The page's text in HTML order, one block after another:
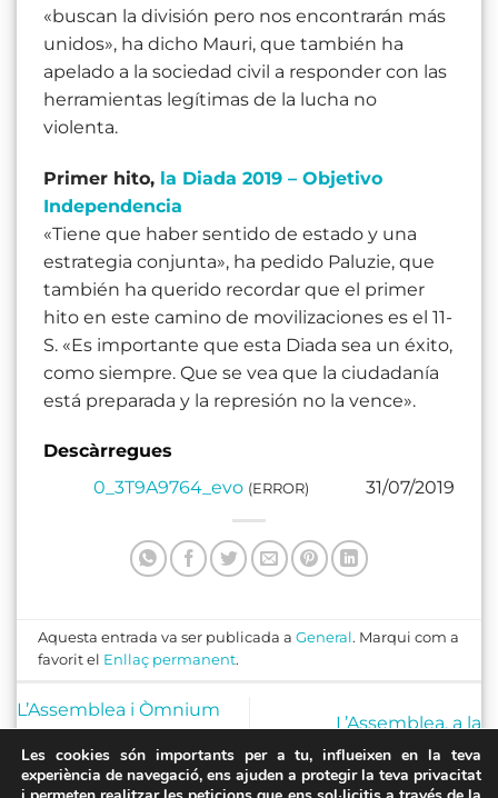
«buscan la división pero nos encontrarán más
unidos», ha dicho Mauri, que también ha
apelado a la sociedad civil a responder con las
herramientas legítimas de la lucha no
violenta.
Primer hito, la Diada 2019 – Objetivo
Independencia
«Tiene que haber sentido de estado y una
estrategia conjunta», ha pedido Paluzie, que
también ha querido recordar que el primer
hito en este camino de movilizaciones es el 11-
S. «Es importante que esta Diada sea un éxito,
como siempre. Que se vea que la ciudadanía
está preparada y la represión no la vence».
Descàrregues
0_3T9A9764_evo (ERROR) 31/07/2019
Aquesta entrada va ser publicada aGeneral . Marqui com a
favorit el Enllaç permanent.
L’Assemblea i Òmnium
conjunta de
l’independentisme
L’Assemblea, a la
Universitat Catalana
d’Estiu 2019
Les cookies són importants per a tu, influeixen en la teva
experiència de navegació, ens ajuden a protegir la teva privacitat